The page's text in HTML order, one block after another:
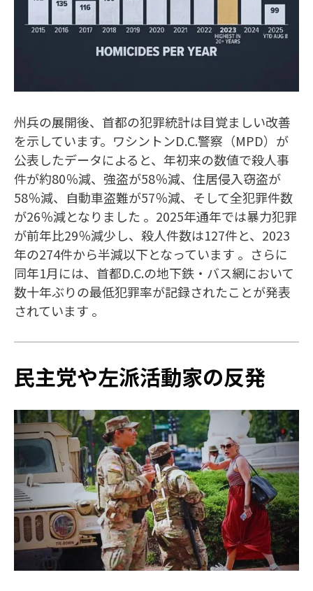
州兵の展開後、首都の犯罪統計は目覚ましい改善
を示しています。ワシントンD.C.警察（MPD）が
公表したデータによると、年初来の数値で殺人事
件が約80％減、強盗が58％減、住居侵入窃盗が
58％減、自動車盗難が57％減、そして全犯罪件数
が26％減となりました 。2025年通年では暴力犯罪
が前年比29％減少し、殺人件数は127件と、2023
年の274件から半減以下となっています 。さらに
同年1月には、首都D.C.の地下鉄・バス網において
数十年ぶりの最低犯罪率が記録されたことが発表
されています 。
民主党や左派活動家の反発